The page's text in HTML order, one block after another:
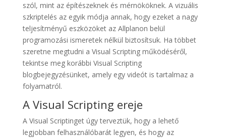
szól, mint az építészeknek és mérnököknek. A vizuális
szkriptelés az egyik módja annak, hogy ezeket a nagy
teljesítményű eszközöket az Allplanon belül
programozási ismeretek nélkül biztosítsuk. Ha többet
szeretne megtudni a Visual Scripting működéséről,
tekintse meg korábbi Visual Scripting
blogbejegyzésünket, amely egy videót is tartalmaz a
folyamatról.
A Visual Scripting ereje
A Visual Scriptinget úgy terveztük, hogy a lehető
legjobban felhasználóbarát legyen, és hogy az